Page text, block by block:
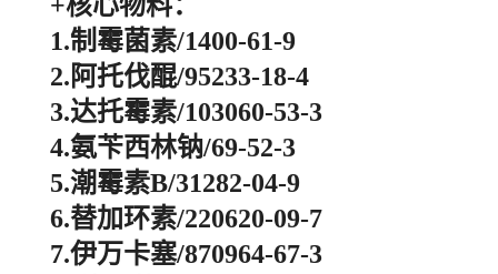
1.制霉菌素/1400-61-9
2.阿托伐醌/95233-18-4
3.达托霉素/103060-53-3
4.氨苄西林钠/69-52-3
5.潮霉素B/31282-04-9
6.替加环素/220620-09-7
7.伊万卡塞/870964-67-3